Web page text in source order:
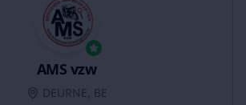
AMS vzw
DEURNE, BE